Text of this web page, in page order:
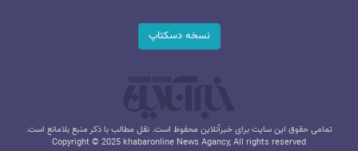
نسخه دسکتاپ
تمامی حقوق این سایت برای خبرآنلاین محفوظ است. نقل مطالب با ذکر منبع بلامانع است.
Copyright © 2025 khabaronline News Agancy, All rights reserved